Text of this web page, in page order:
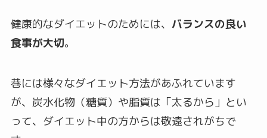
健康的なダイエットのためには、 バランスの良い
食事が大切。
巷には様々なダイエット方法があふれています
が、炭水化物（糖質）や脂質は「太るから」とい
って、ダイエット中の方からは敬遠されがちで